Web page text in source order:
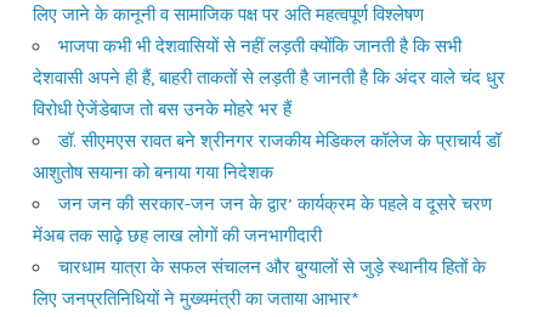
लिए जाने के कानूनी व सामाजिक पक्ष पर अति महत्वपूर्ण विश्लेषण
भाजपा कभी भी देशवासियों से नहीं लड़ती क्योंकि जानती है कि सभी
देशवासी अपने ही हैं, बाहरी ताकतों से लड़ती है जानती है कि अंदर वाले चंद धुर
विरोधी ऐजेंडेबाज तो बस उनके मोहरे भर हैं
डॉ. सीएमएस रावत बने श्रीनगर राजकीय मेडिकल कॉलेज के प्राचार्य डॉ
आशुतोष सयाना को बनाया गया निदेशक
जन जन की सरकार-जन जन के द्वार’ कार्यक्रम के पहले व दूसरे चरण
मेंअब तक साढ़े छह लाख लोगों की जनभागीदारी
चारधाम यात्रा के सफल संचालन और बुग्यालों से जुड़े स्थानीय हितों के
लिए जनप्रतिनिधियों ने मुख्यमंत्री का जताया आभार*